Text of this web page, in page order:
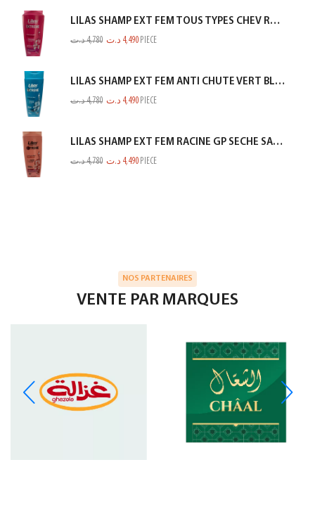
LILAS SHAMP EXT FEM TOUS TYPES CHEV ROSE 350ML
4,780د.ت 4,490 د.ت PIECE
LILAS SHAMP EXT FEM ANTI CHUTE VERT BLEUTE 350ML
4,780د.ت 4,490 د.ت PIECE
LILAS SHAMP EXT FEM RACINE GP SECHE SAUMON 350ML
4,780د.ت 4,490 د.ت PIECE
NOS PARTENAIRES
VENTE PAR MARQUES